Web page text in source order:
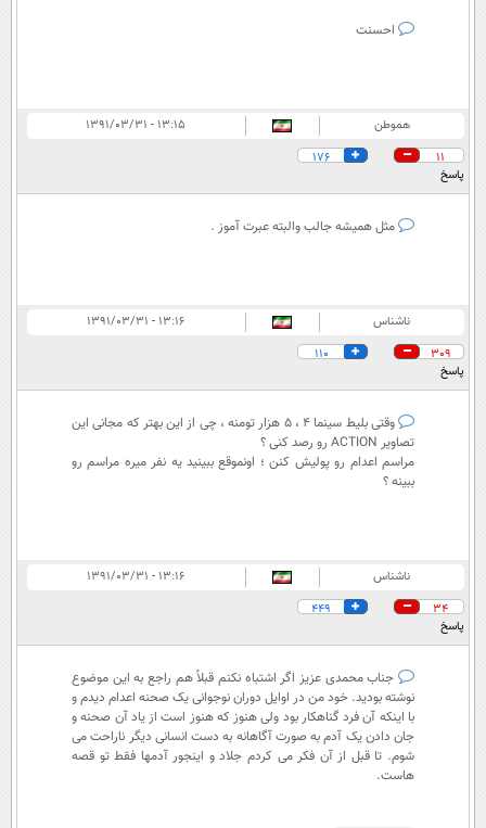
احسنت
هموطن
۱۳:۱۵ - ۱۳۹۱/۰۳/۳۱
11
176
پاسخ
مثل همیشه جالب والبته عبرت آموز .
ناشناس
۱۳:۱۶ - ۱۳۹۱/۰۳/۳۱
309
110
پاسخ
وقتی بلیط سینما 4 ، 5 هزار تومنه ، چی از این بهتر که مجانی این
تصاویر ACTION رو رصد کنی ؟
مراسم اعدام رو پولیش کنن ؛ اونموقع ببینید یه نفر میره مراسم رو
ببینه ؟
ناشناس
۱۳:۱۶ - ۱۳۹۱/۰۳/۳۱
34
449
پاسخ
جناب محمدی عزیز اگر اشتباه نکنم قبلاً هم راجع به این موضوع
نوشته بودید. خود من در اوایل دوران نوجوانی یک صحنه اعدام دیدم و
با اینکه آن فرد گناهکار بود ولی هنوز که هنوز است از یاد آن صحنه و
جان دادن یک آدم به صورت آگاهانه به دست انسانی دیگر ناراحت می
شوم. تا قبل از آن فکر می کردم جلاد و اینجور آدمها فقط تو قصه
هاست.